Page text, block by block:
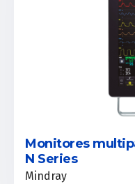
Monitores
N Series
Mindray